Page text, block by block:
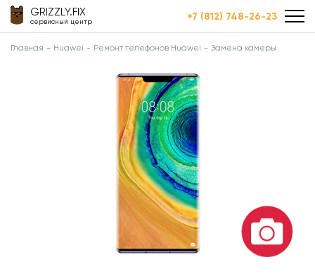
GRIZZLY.FIX
сервисный центр +7 (812) 748-26-23
Главная Huawei Ремонт телефонов Huawei Замена камеры